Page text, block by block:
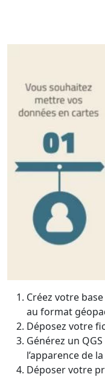
Créez votre
au format
Déposez votre
Générez un
l’apparence de
Déposer votre